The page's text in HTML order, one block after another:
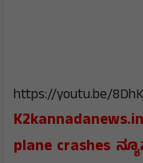
https://youtu.be/
K2kannadanews.in
plane crashes